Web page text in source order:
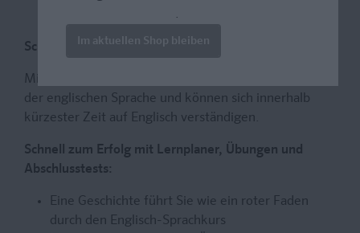
Schnell und intensiv Englisch lernen
Mit diesem Englisch-Sprachkurs lernen Sie die Basics
der englischen Sprache und können sich innerhalb
kürzester Zeit auf Englisch verständigen.
Schnell zum Erfolg mit Lernplaner, Übungen und
Abschlusstests:
Eine Geschichte führt Sie wie ein roter Faden
durch den Englisch-Sprachkurs
.
Im aktuellen Shop bleiben